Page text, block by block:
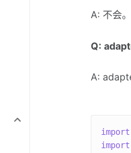
A: 不会
Q:
A:
import
import